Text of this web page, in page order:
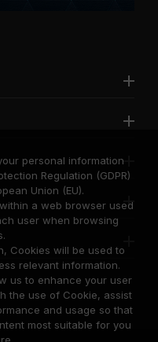
personal information
Regulation (GDPR)
Union (EU).
a web browser used
user when browsing
Cookies will be used to
relevant information.
us to enhance your user
the use of Cookie, assist
and usage so that
most suitable for you